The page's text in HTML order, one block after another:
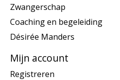
Zwangerschap
Coaching en begeleiding
Désirée Manders
Mijn account
Registreren